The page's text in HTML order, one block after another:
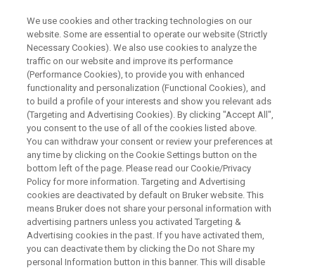
プロセス測定向けワークショッ
プ
ブルカージャパン／エス・ティ・ジャパン共
同開催
2026年7月15日（水）
We use cookies and other tracking technologies on our
website. Some are essential to operate our website (Strictly
Necessary Cookies). We also use cookies to analyze the
traffic on our website and improve its performance
(Performance Cookies), to provide you with enhanced
functionality and personalization (Functional Cookies), and
to build a profile of your interests and show you relevant ads
(Targeting and Advertising Cookies). By clicking "Accept All",
you consent to the use of all of the cookies listed above.
You can withdraw your consent or review your preferences at
any time by clicking on the Cookie Settings button on the
bottom left of the page. Please read our Cookie/Privacy
Policy for more information. Targeting and Advertising
cookies are deactivated by default on Bruker website. This
means Bruker does not share your personal information with
advertising partners unless you activated Targeting &
Advertising cookies in the past. If you have activated them,
you can deactivate them by clicking the Do not Share my
personal Information button in this banner. This will disable